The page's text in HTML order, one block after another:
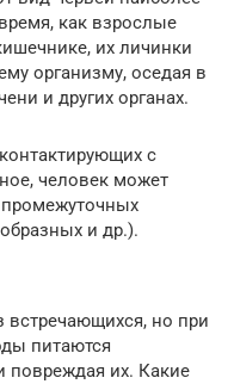
как взрослые
их личинки
организму, оседая в
и других органах.
с
человек может
промежуточных
и др.).
но при
питаются
повреждая их. Какие